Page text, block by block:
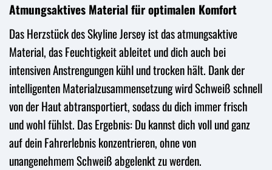
Atmungsaktives Material für optimalen Komfort
Das Herzstück des Skyline Jersey ist das atmungsaktive
Material, das Feuchtigkeit ableitet und dich auch bei
intensiven Anstrengungen kühl und trocken hält. Dank der
intelligenten Materialzusammensetzung wird Schweiß schnell
von der Haut abtransportiert, sodass du dich immer frisch
und wohl fühlst. Das Ergebnis: Du kannst dich voll und ganz
auf dein Fahrerlebnis konzentrieren, ohne von
unangenehmem Schweiß abgelenkt zu werden.